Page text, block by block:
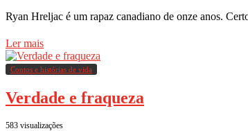
Ryan Hreljac é um rapaz canadiano de onze anos.
Ler mais
Contos e histórias de vida
Verdade e fraqueza
583 visualizações